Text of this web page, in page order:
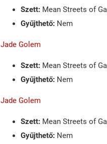
Szett: Mean Streets of
Gyűjthető: Nem
Jade Golem
Szett: Mean Streets of
Gyűjthető: Nem
Jade Golem
Szett: Mean Streets of
Gyűjthető: Nem